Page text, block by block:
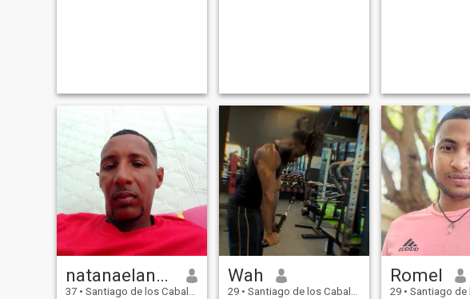
natanaelantoniomorelreyes
37 • Santiago de los Caballeros, Santiago, Dom. Rep.
Wah
29 • Santiago de los Caballeros, Santiago, Dom. Rep.
Romel
29 • Santiago de los Caballeros,